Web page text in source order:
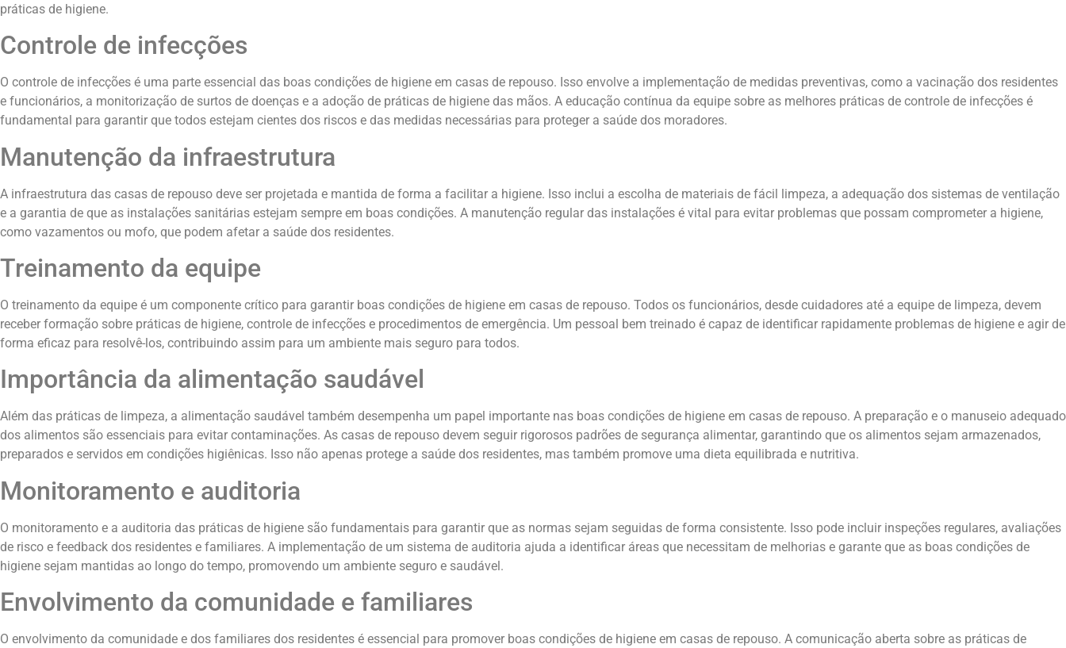
práticas de higiene.
Controle de infecções
O controle de infecções é uma parte essencial das boas condições de higiene em casas de repouso. Isso envolve a implementação de medidas preventivas, como a vacinação dos residentes
e funcionários, a monitorização de surtos de doenças e a adoção de práticas de higiene das mãos. A educação contínua da equipe sobre as melhores práticas de controle de infecções é
fundamental para garantir que todos estejam cientes dos riscos e das medidas necessárias para proteger a saúde dos moradores.
Manutenção da infraestrutura
A infraestrutura das casas de repouso deve ser projetada e mantida de forma a facilitar a higiene. Isso inclui a escolha de materiais de fácil limpeza, a adequação dos sistemas de ventilação
e a garantia de que as instalações sanitárias estejam sempre em boas condições. A manutenção regular das instalações é vital para evitar problemas que possam comprometer a higiene,
como vazamentos ou mofo, que podem afetar a saúde dos residentes.
Treinamento da equipe
O treinamento da equipe é um componente crítico para garantir boas condições de higiene em casas de repouso. Todos os funcionários, desde cuidadores até a equipe de limpeza, devem
receber formação sobre práticas de higiene, controle de infecções e procedimentos de emergência. Um pessoal bem treinado é capaz de identificar rapidamente problemas de higiene e agir de
forma eficaz para resolvê-los, contribuindo assim para um ambiente mais seguro para todos.
Importância da alimentação saudável
Além das práticas de limpeza, a alimentação saudável também desempenha um papel importante nas boas condições de higiene em casas de repouso. A preparação e o manuseio adequado
dos alimentos são essenciais para evitar contaminações. As casas de repouso devem seguir rigorosos padrões de segurança alimentar, garantindo que os alimentos sejam armazenados,
preparados e servidos em condições higiênicas. Isso não apenas protege a saúde dos residentes, mas também promove uma dieta equilibrada e nutritiva.
Monitoramento e auditoria
O monitoramento e a auditoria das práticas de higiene são fundamentais para garantir que as normas sejam seguidas de forma consistente. Isso pode incluir inspeções regulares, avaliações
de risco e feedback dos residentes e familiares. A implementação de um sistema de auditoria ajuda a identificar áreas que necessitam de melhorias e garante que as boas condições de
higiene sejam mantidas ao longo do tempo, promovendo um ambiente seguro e saudável.
Envolvimento da comunidade e familiares
O envolvimento da comunidade e dos familiares dos residentes é essencial para promover boas condições de higiene em casas de repouso. A comunicação aberta sobre as práticas de